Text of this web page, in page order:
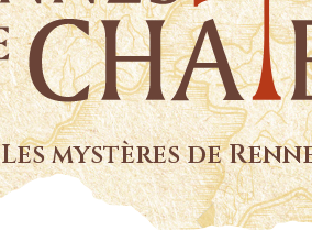
Les mystères de